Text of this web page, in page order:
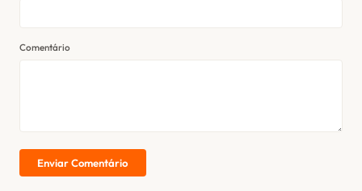
Comentário
Enviar Comentário